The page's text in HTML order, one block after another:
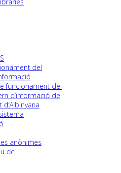
del
funcionament del
d’informació de
d’Albinyana
anònimes
de